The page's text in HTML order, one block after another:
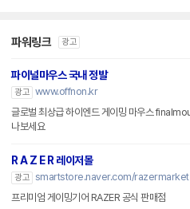
파워링크 광고
파이널마우스 국내 정발
광고 www.offnon.kr
글로벌 최상급 하이엔드 게이밍 마우스
나보세요
R A Z E R 레이저몰
광고 smartstore.naver.com/razermarket
프리미엄 게이밍기어 RAZER 공식 판매점